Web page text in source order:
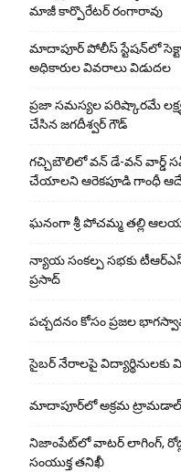
మాజీ కార్పొరేటర్ రంగారావు
మాదాపూర్ పోలీస్‌ స్టేషన్‌లో
అధికారుల వివరాలు విడుదల
ప్రజా సమస్యల పరిష్కారమే
చేసిన జగదీశ్వర్ గౌడ్
గచ్చిబౌలిలో వన్ డే-వన్ వార్డ్
చేయాలని ఆరెకపూడి గాంధీ
ఘ‌నంగా శ్రీ పోచమ్మ త‌ల్లి
న్యాయ సంక‌ల్ప స‌భ‌కు
ప్ర‌సాద్
పచ్చదనం కోసం ప్రజల
సైబర్ నేరాలపై
మాదాపూర్‌లో అక్రమ ట్రామడాల్
నిజాంపేట్‌లో వాటర్ లాగింగ్,
సంయుక్త తనిఖీ